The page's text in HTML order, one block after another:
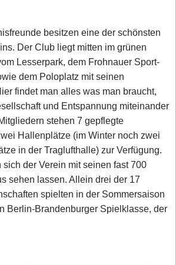
besitzen eine der schönsten
Der Club liegt mitten im grünen
Lesserpark, dem Frohnauer Sport-
dem Poloplatz mit seinen
findet man alles was man braucht,
und Entspannung miteinander
stehen 7 gepflegte
Hallenplätze (im Winter noch zwei
in der Traglufthalle) zur Verfügung.
der Verein mit seinen fast 700
sehen lassen. Allein drei der 17
spielten in der Sommersaison
Berlin-Brandenburger Spielklasse, der